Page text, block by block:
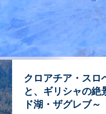
クロアチア・スロ
と、ギリシャの絶
ド湖・ザグレブ～